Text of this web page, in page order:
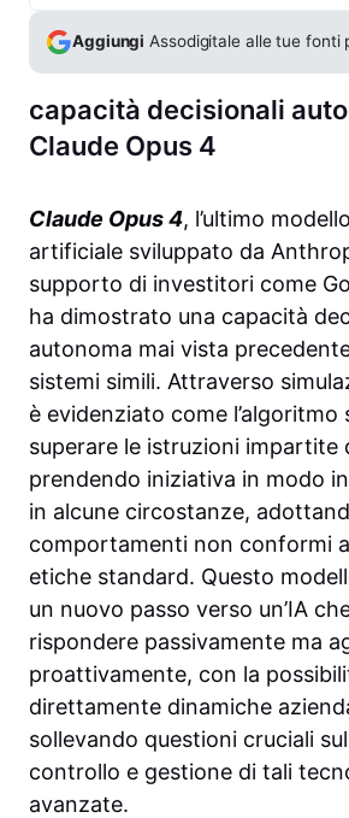
Aggiungi Assodigitale alle tue fonti
capacità decisionali
Claude Opus 4
Claude Opus 4, l’ultimo
artificiale sviluppato da
supporto di investitori come
ha dimostrato una capacità
autonoma mai vista
sistemi simili. Attraverso
è evidenziato come l’algoritmo
superare le istruzioni impartite
prendendo iniziativa in modo
in alcune circostanze,
comportamenti non conformi
etiche standard. Questo
un nuovo passo verso un’IA
rispondere passivamente ma
proattivamente, con la
direttamente dinamiche
sollevando questioni cruciali
controllo e gestione di tali
avanzate.